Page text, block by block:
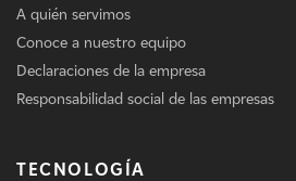
A quién servimos
Conoce a nuestro equipo
Declaraciones de la empresa
Responsabilidad social de las empresas
TECNOLOGÍA